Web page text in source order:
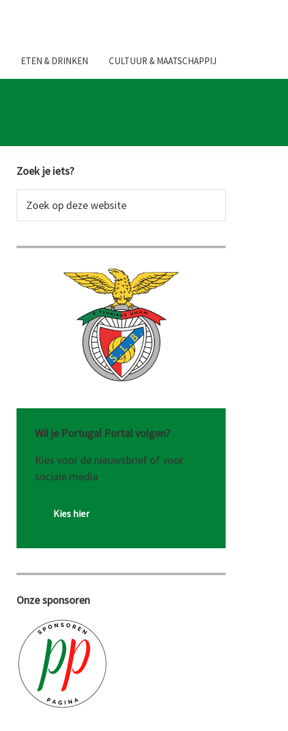
ETEN & DRINKEN CULTUUR & MAATSCHAPPIJ
Primaire
Sidebar
Zoek je iets?
op
website
Wil je Portugal Portal volgen?
Kies voor de nieuwsbrief of voor
sociale media
Kies hier
Onze sponsoren